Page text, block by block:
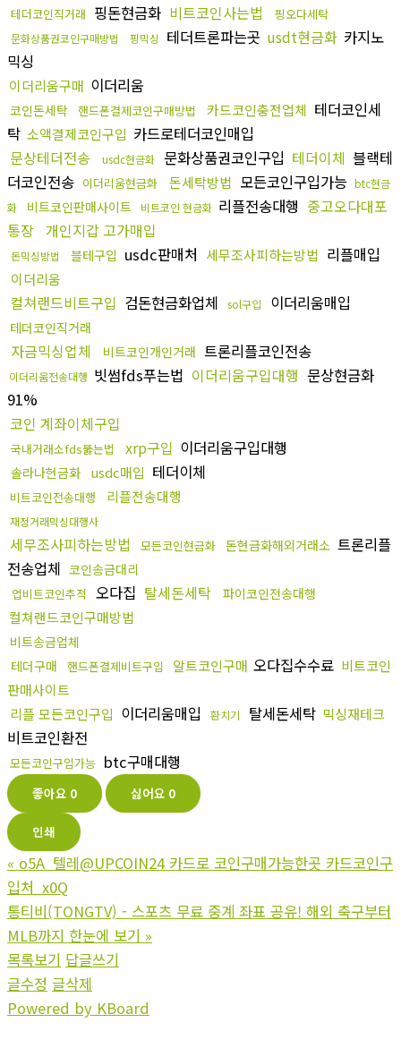
테더코인직거래 핑돈현금화 비트코인사는법 핑오다세탁
문화상품권코인구매방법 핑믹싱 테더트론파는곳 usdt현금화 카지노
믹싱
이더리움구매 이더리움
코인돈세탁 핸드폰결제코인구매방법 카드코인충전업체 테더코인세
탁 소액결제코인구입 카드로테더코인매입
문상테더전송
usdc현금화 문화상품권코인구입 테더이체 블랙테
더코인전송 이더리움현금화 돈세탁방법 모든코인구입가능 btc현금
화
비트코인판매사이트 비트코인 현금화 리플전송대행 중고오다대포
통장 개인지갑 고가매입
돈믹싱방법 블테구입 usdc판매처 세무조사피하는방법 리플매입
이더리움
컬쳐랜드비트구입 검돈현금화업체 sol구입 이더리움매입
테더코인직거래
자금믹싱업체 비트코인개인거래 트론리플코인전송
이더리움전송대행 빗썸fds푸는법 이더리움구입대행 문상현금화
91%
코인 계좌이체구입
국내거래소fds뚫는법 xrp구입 이더리움구입대행
솔라나현금화 usdc매입 테더이체
비트코인전송대행 리플전송대행
재정거래믹싱대행사
세무조사피하는방법 모든코인현금화 돈현금화해외거래소 트론리플
전송업체 코인송금대리
업비트코인추적 오다집 탈세돈세탁 파이코인전송대행
컬쳐랜드코인구매방법
비트송금업체
테더구매
핸드폰결제비트구입 알트코인구매 오다집수수료 비트코인
판매사이트
리플 모든코인구입 이더리움매입 환치기 탈세돈세탁 믹싱재테크
비트코인환전
모든코인구입가능 btc구매대행
좋아요 0 싫어요 0
인쇄
« o5A_텔레@UPCOIN24 카드로 코인구매가능한곳 카드코인구
입처_x0Q
통티비(TONGTV) - 스포츠 무료 중계 좌표 공유! 해외 축구부터
MLB까지 한눈에 보기 »
목록보기 답글쓰기
글수정 글삭제
Powered by KBoard